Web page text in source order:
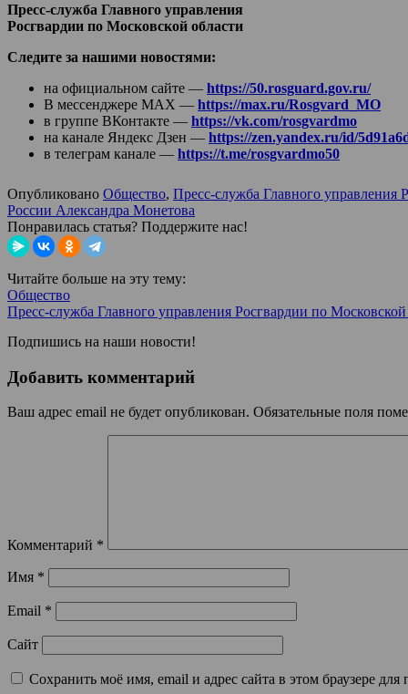
Пресс-служба Главного управления
Росгвардии по Московской области
Следите за нашими новостями:
на официальном сайте — https://50.rosguard.gov.ru/
В мессенджере МАХ — https://max.ru/Rosgvard_MO
в группе ВКонтакте — https://vk.com/rosgvardmo
на канале Яндекс Дзен — https://zen.yandex.ru/id/
в телеграм канале — https://t.me/rosgvardmo50
Опубликовано Общество, Пресс-служба Главного управления
России Александра Монетова
Понравилась статья? Поддержите нас!
Читайте больше на эту тему:
Общество
Пресс-служба Главного управления Росгвардии по
Подпишись на наши новости!
Добавить комментарий
Ваш адрес email не будет опубликован. Обязательные поля
Комментарий *
Имя *
Email *
Сайт
Сохранить моё имя, email и адрес сайта в этом браузере